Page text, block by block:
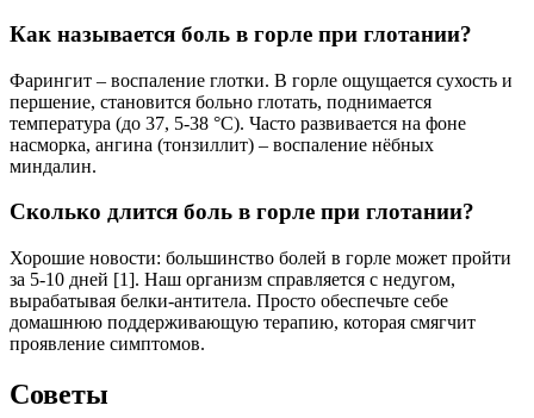
Как называется боль в горле при глотании?
Фарингит – воспаление глотки. В горле ощущается сухость и
першение, становится больно глотать, поднимается
температура (до 37, 5-38 °C). Часто развивается на фоне
насморка, ангина (тонзиллит) – воспаление нёбных
миндалин.
Сколько длится боль в горле при глотании?
Хорошие новости: большинство болей в горле может пройти
за 5-10 дней [1]. Наш организм справляется с недугом,
вырабатывая белки-антитела. Просто обеспечьте себе
домашнюю поддерживающую терапию, которая смягчит
проявление симптомов.
Советы